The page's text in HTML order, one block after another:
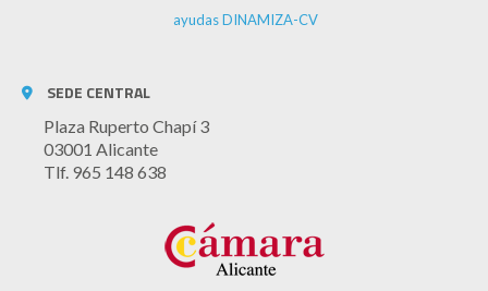
ayudas DINAMIZA-CV
SEDE CENTRAL
Plaza Ruperto Chapí 3
03001 Alicante
Tlf. 965 148 638